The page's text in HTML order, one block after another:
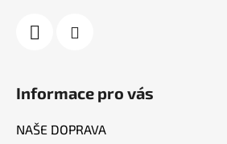
Informace pro vás
NAŠE DOPRAVA